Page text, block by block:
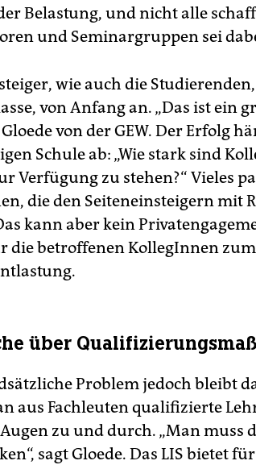
Belastung, und nicht alle
und Seminargruppen sei
wie auch die
von Anfang an. „Das ist ein
von der GEW. Der Erfolg
Schule ab: „Wie stark sind
Verfügung zu stehen?“ Vieles
die den Seiteneinsteigern mit
kann aber kein
die betroffenen KollegInnen
über
Problem jedoch bleibt
aus Fachleuten qualifizierte
zu und durch. „Man muss
sagt Gloede. Das LIS bietet